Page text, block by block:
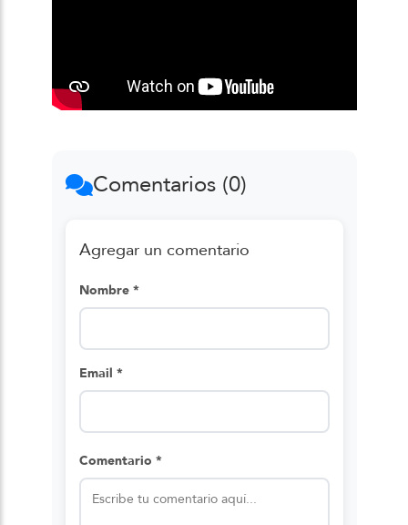
Comentarios (0)
Agregar un comentario
Nombre *
Email *
Comentario *